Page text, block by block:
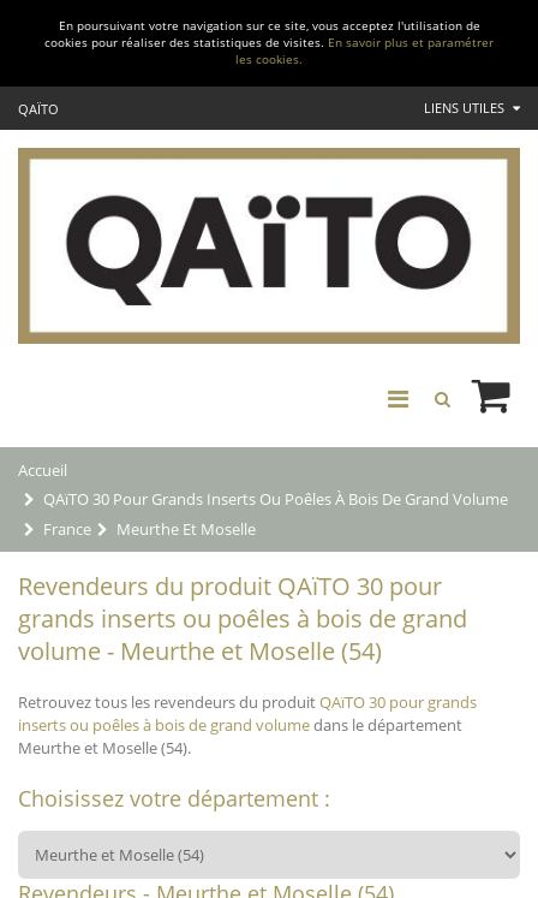
En poursuivant votre navigation sur ce site, vous acceptez l'utilisation de
cookies pour réaliser des statistiques de visites. En savoir plus et paramétrer
les cookies.
QAÏTO LIENS UTILES
Accueil
QAïTO 30 Pour Grands Inserts Ou Poêles À Bois De Grand Volume
France
Meurthe Et Moselle
Revendeurs du produit QAïTO 30 pour
grands inserts ou poêles à bois de grand
volume - Meurthe et Moselle (54)
Retrouvez tous les revendeurs du produitQAïTO 30 pour grands
inserts ou poêles à bois de grand volumedans le département
Meurthe et Moselle (54).
Choisissez votre département :